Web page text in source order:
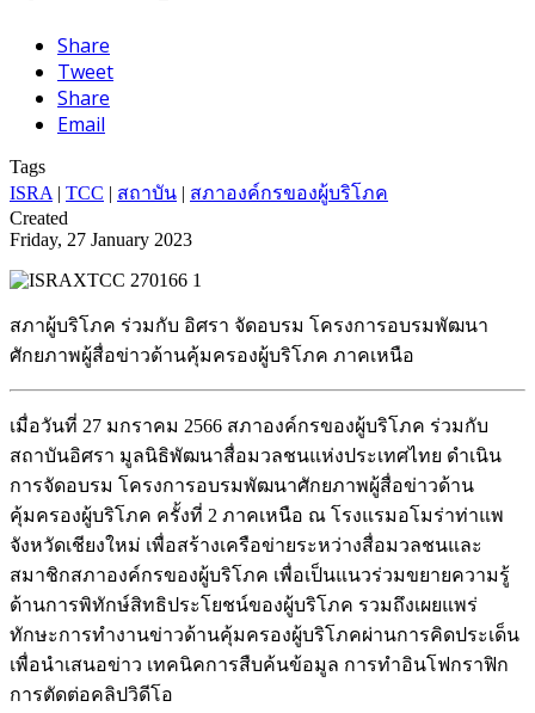
Share
Tweet
Share
Email
Tags
ISRA | TCC | สถาบัน | สภาองค์กรของผู้บริโภค
Created
Friday, 27 January 2023
สภาผู้บริโภค ร่วมกับ อิศรา จัดอบรม โครงการอบรมพัฒนา
ศักยภาพผู้สื่อข่าวด้านคุ้มครองผู้บริโภค ภาคเหนือ
เมื่อวันที่ 27 มกราคม 2566 สภาองค์กรของผู้บริโภค ร่วมกับ
สถาบันอิศรา มูลนิธิพัฒนาสื่อมวลชนแห่งประเทศไทย ดำเนิน
การจัดอบรม โครงการอบรมพัฒนาศักยภาพผู้สื่อข่าวด้าน
คุ้มครองผู้บริโภค ครั้งที่ 2 ภาคเหนือ ณ โรงแรมอโมร่าท่าแพ
จังหวัดเชียงใหม่ เพื่อสร้างเครือข่ายระหว่างสื่อมวลชนและ
สมาชิกสภาองค์กรของผู้บริโภค เพื่อเป็นแนวร่วมขยายความรู้
ด้านการพิทักษ์สิทธิประโยชน์ของผู้บริโภค รวมถึงเผยแพร่
ทักษะการทำงานข่าวด้านคุ้มครองผู้บริโภคผ่านการคิดประเด็น
เพื่อนำเสนอข่าว เทคนิคการสืบค้นข้อมูล การทำอินโฟกราฟิก
การตัดต่อคลิปวิดีโอ